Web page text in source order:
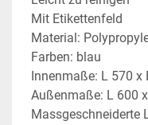
Mit Etikettenfeld
Material:
Farben: blau
Innenmaße: L 570
Außenmaße: L 600
Massgeschneiderte